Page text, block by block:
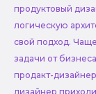
продуктовый
логическую
свой подход.
задачи от
продакт-
дизайнер